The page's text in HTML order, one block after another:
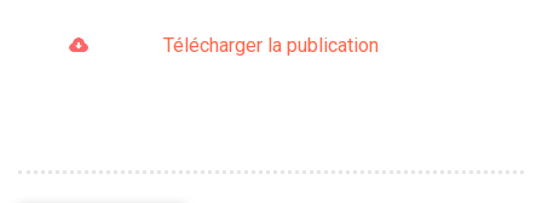
Télécharger la publication